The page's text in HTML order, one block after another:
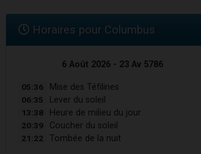
Horaires pour Columbus
6 Août 2026 - 23 Av 5786
05:36 Mise des Téfilines
06:35 Lever du soleil
13:38 Heure de milieu du jour
20:39 Coucher du soleil
21:22 Tombée de la nuit